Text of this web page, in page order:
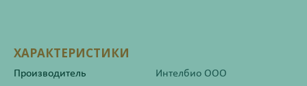
ХАРАКТЕРИСТИКИ
Производитель
Интелбио ООО